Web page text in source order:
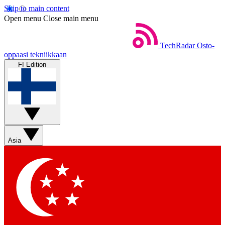
Skip to main content
Open menu Close main menu
TechRadar Osto-
oppaasi tekniikkaan
FI Edition
Asia